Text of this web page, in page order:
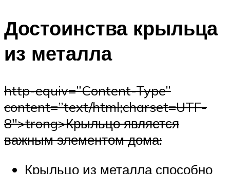
Достоинства крыльца
из металла
http-equiv=”Content-Type”
content=”text/html;charset=UTF-
8″>trong>Крыльцо является
важным элементом дома:
Крыльцо из металла способно